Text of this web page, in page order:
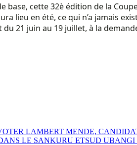
cette 32è édition de la
lieu en été, ce qui n’a jamais
21 juin au 19 juillet, à la
LAMBERT MENDE,
LE SANKURU ETSUD